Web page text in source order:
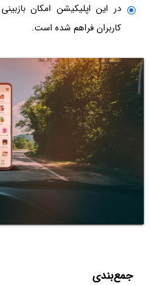
در این اپلیکیشن امکان
کاربران فراهم شده است.
جمع‌بندی